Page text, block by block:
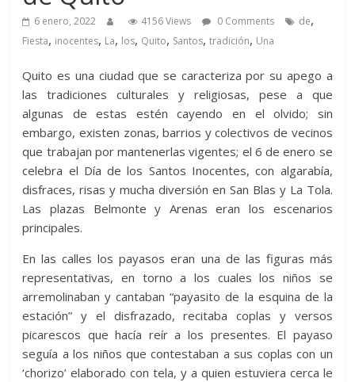
6 enero, 2022 4156 Views 0 Comments de,
Fiesta, inocentes, La, los, Quito, Santos,tradición, Una
Quito es una ciudad que se caracteriza por su apego a
las tradiciones culturales y religiosas, pese a que
algunas de estas estén cayendo en el olvido; sin
embargo, existen zonas, barrios y colectivos de vecinos
que trabajan por mantenerlas vigentes; el 6 de enero se
celebra el Día de los Santos Inocentes, con algarabía,
disfraces, risas y mucha diversión en San Blas y La Tola.
Las plazas Belmonte y Arenas eran los escenarios
principales.
En las calles los payasos eran una de las figuras más
representativas, en torno a los cuales los niños se
arremolinaban y cantaban “payasito de la esquina de la
estación” y el disfrazado, recitaba coplas y versos
picarescos que hacía reír a los presentes. El payaso
seguía a los niños que contestaban a sus coplas con un
‘chorizo’ elaborado con tela, y a quien estuviera cerca le